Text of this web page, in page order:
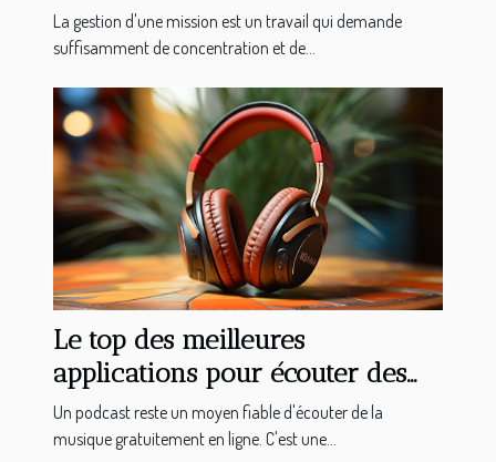
La gestion d'une mission est un travail qui demande
suffisamment de concentration et de...
Le top des meilleures
applications pour écouter des
podcasts sur votre Android
Un podcast reste un moyen fiable d'écouter de la
musique gratuitement en ligne. C'est une...